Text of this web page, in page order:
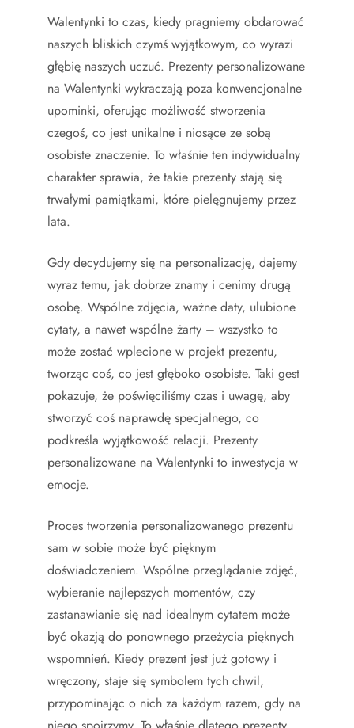
Walentynki to czas, kiedy pragniemy obdarować
naszych bliskich czymś wyjątkowym, co wyrazi
głębię naszych uczuć. Prezenty personalizowane
na Walentynki wykraczają poza konwencjonalne
upominki, oferując możliwość stworzenia
czegoś, co jest unikalne i niosące ze sobą
osobiste znaczenie. To właśnie ten indywidualny
charakter sprawia, że takie prezenty stają się
trwałymi pamiątkami, które pielęgnujemy przez
lata.
Gdy decydujemy się na personalizację, dajemy
wyraz temu, jak dobrze znamy i cenimy drugą
osobę. Wspólne zdjęcia, ważne daty, ulubione
cytaty, a nawet wspólne żarty – wszystko to
może zostać wplecione w projekt prezentu,
tworząc coś, co jest głęboko osobiste. Taki gest
pokazuje, że poświęciliśmy czas i uwagę, aby
stworzyć coś naprawdę specjalnego, co
podkreśla wyjątkowość relacji. Prezenty
personalizowane na Walentynki to inwestycja w
emocje.
Proces tworzenia personalizowanego prezentu
sam w sobie może być pięknym
doświadczeniem. Wspólne przeglądanie zdjęć,
wybieranie najlepszych momentów, czy
zastanawianie się nad idealnym cytatem może
być okazją do ponownego przeżycia pięknych
wspomnień. Kiedy prezent jest już gotowy i
wręczony, staje się symbolem tych chwil,
przypominając o nich za każdym razem, gdy na